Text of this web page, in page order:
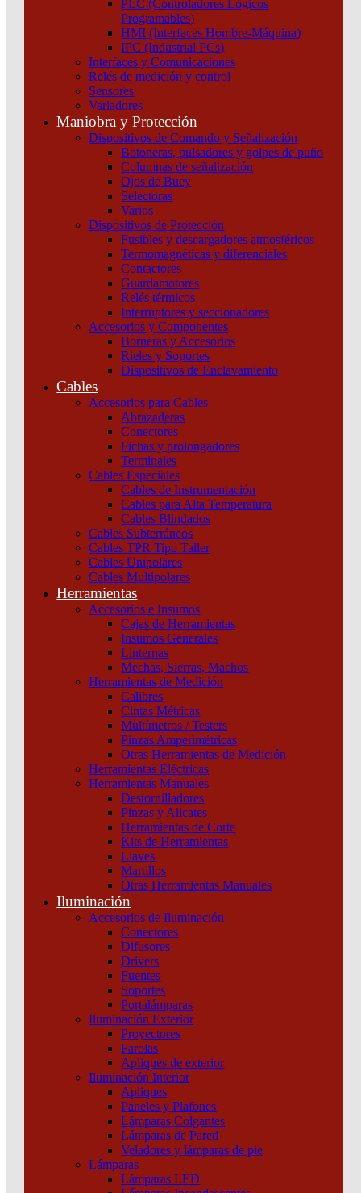
PLC (Controladores Lógicos
Programables)
HMI (Interfaces Hombre-Máquina)
IPC (Industrial PCs)
Interfaces y Comunicaciones
Relés de medición y control
Sensores
Variadores
Maniobra y Protección
Dispositivos de Comando y Señalización
Botoneras, pulsadores y golpes de puño
Columnas de señalización
Ojos de Buey
Selectoras
Varios
Dispositivos de Protección
Fusibles y descargadores atmosféricos
Termomagnéticas y diferenciales
Contactores
Guardamotores
Relés térmicos
Interruptores y seccionadores
Accesorios y Componentes
Borneras y Accesorios
Rieles y Soportes
Dispositivos de Enclavamiento
Cables
Accesorios para Cables
Abrazaderas
Conectores
Fichas y prolongadores
Terminales
Cables Especiales
Cables de Instrumentación
Cables para Alta Temperatura
Cables Blindados
Cables Subterráneos
Cables TPR Tipo Taller
Cables Unipolares
Cables Multipolares
Herramientas
Accesorios e Insumos
Cajas de Herramientas
Insumos Generales
Linternas
Mechas, Sierras, Machos
Herramientas de Medición
Calibres
Cintas Métricas
Multímetros / Testers
Pinzas Amperimétricas
Otras Herramientas de Medición
Herramientas Eléctricas
Herramientas Manuales
Destornilladores
Pinzas y Alicates
Herramientas de Corte
Kits de Herramientas
Llaves
Martillos
Otras Herramientas Manuales
Iluminación
Accesorios de Iluminación
Conectores
Difusores
Drivers
Fuentes
Soportes
Portalámparas
Iluminación Exterior
Proyectores
Farolas
Apliques de exterior
Iluminación Interior
Apliques
Paneles y Plafones
Lámparas Colgantes
Lámparas de Pared
Veladores y lámparas de pie
Lámparas
Lámparas LED
Atención por WhatsApp
Tu pedido
¿Que estas buscando hoy?
Atención telefónica
Atención por WhatsApp
Maniobra y Protección/Dispositivos de
Contactores/TELERRUPTOR INVERSOR ITLI 1INV
16A 220V Schneider
TELERRUPTOR INVERSOR ITLI 1INV 16A
220V Schneider
ContactoresSKU:A9C30815
TELERRUPTOR INVERSOR ITLI 1INV 16A 220V Schneider
Productos relacionados